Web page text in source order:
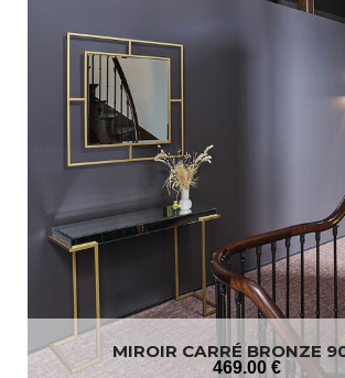
MIROIR CARRÉ BRONZE
469.00 €